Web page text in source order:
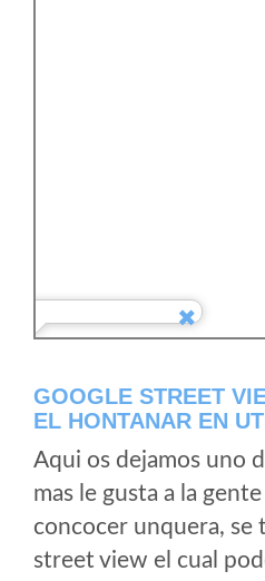
GOOGLE STREET
EL HONTANAR EN
Aqui os dejamos uno
mas le gusta a la
concocer unquera, se
street view el cual